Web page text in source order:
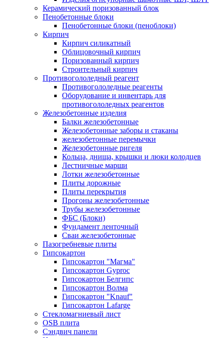
Керамический поризованный блок
Пенобетонные блоки
Пенобетонные блоки (пеноблоки)
Кирпич
Кирпич силикатный
Облицовочный кирпич
Поризованный кирпич
Строительный кирпич
Противогололедный реагент
Противогололедные реагенты
Оборудование и инвентарь для
противогололедных реагентов
Железобетонные изделия
Балки железобетонные
Железобетонные заборы и стаканы
железобетонные перемычки
Железобетонные ригеля
Кольца, днища, крышки и люки колодцев
Лестничные марши
Лотки железобетонные
Плиты дорожные
Плиты перекрытия
Прогоны железобетонные
Трубы железобетонные
ФБС (Блоки)
Фундамент ленточный
Сваи железобетонные
Пазогребневые плиты
Гипсокартон
Гипсокартон "Магма"
Гипсокартон Gyproc
Гипсокартон Белгипс
Гипсокартон Волма
Гипсокартон "Knauf"
Гипсокартон Lafarge
Стекломагниевый лист
OSB плита
Сэндвич панели